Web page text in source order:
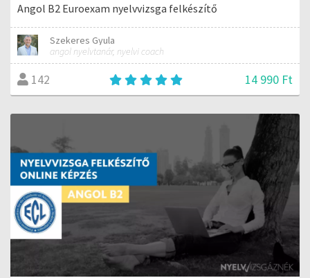
Angol B2 Euroexam nyelvvizsga felkészítő
Szekeres Gyula
angol nyelvtanár, nyelvi coach
142 14 990 Ft